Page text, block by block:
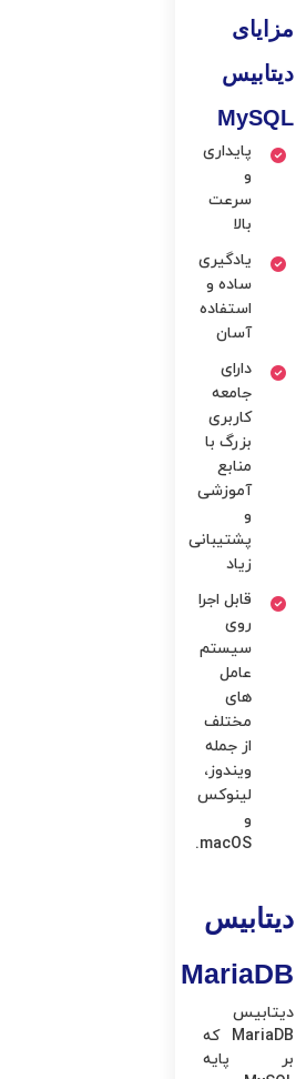
مزایای
دیتابیس
MySQL
پایداری
و
سرعت
بالا
یادگیری
ساده و
استفاده
آسان
دارای
جامعه
کاربری
بزرگ با
منابع
آموزشی
و
پشتیبانی
زیاد
قابل اجرا
روی
سیستم
عامل
های
مختلف
از جمله
ویندوز،
لینوکس
و
macOS.
دیتابیس
MariaDB
دیتابیس
MariaDB که
بر پایه